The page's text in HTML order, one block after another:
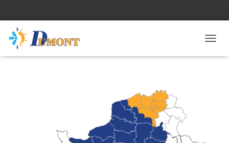
É
NOS SOLUTIONS